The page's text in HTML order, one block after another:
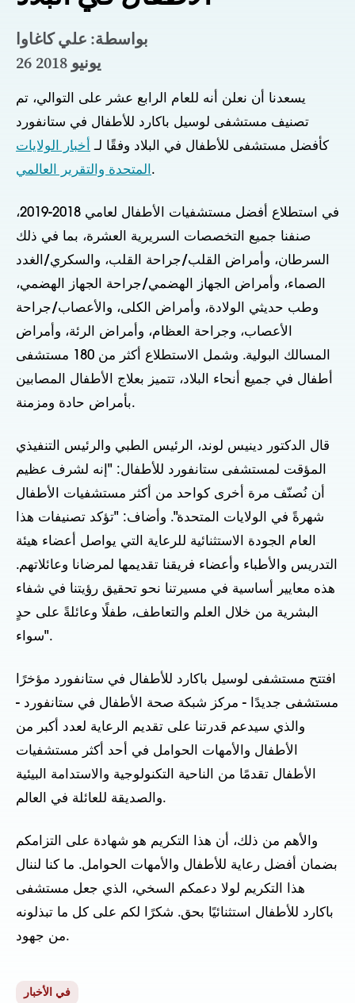
بواسطة: علي كاغاوا
26 يونيو 2018
يسعدنا أن نعلن أنه للعام الرابع عشر على التوالي، تم
تصنيف مستشفى لوسيل باكارد للأطفال في ستانفورد
كأفضل مستشفى للأطفال في البلاد وفقًا لـ أخبار الولايات
المتحدة والتقرير العالمي .
في استطلاع أفضل مستشفيات الأطفال لعامي 2018-2019،
صنفنا جميع التخصصات السريرية العشرة، بما في ذلك
السرطان، وأمراض القلب/جراحة القلب، والسكري/الغدد
الصماء، وأمراض الجهاز الهضمي/جراحة الجهاز الهضمي،
وطب حديثي الولادة، وأمراض الكلى، والأعصاب/جراحة
الأعصاب، وجراحة العظام، وأمراض الرئة، وأمراض
المسالك البولية. وشمل الاستطلاع أكثر من 180 مستشفى
أطفال في جميع أنحاء البلاد، تتميز بعلاج الأطفال المصابين
بأمراض حادة ومزمنة.
قال الدكتور دينيس لوند، الرئيس الطبي والرئيس التنفيذي
المؤقت لمستشفى ستانفورد للأطفال: "إنه لشرف عظيم
أن نُصنّف مرة أخرى كواحد من أكثر مستشفيات الأطفال
شهرةً في الولايات المتحدة". وأضاف: "تؤكد تصنيفات هذا
العام الجودة الاستثنائية للرعاية التي يواصل أعضاء هيئة
التدريس والأطباء وأعضاء فريقنا تقديمها لمرضانا وعائلاتهم.
هذه معايير أساسية في مسيرتنا نحو تحقيق رؤيتنا في شفاء
البشرية من خلال العلم والتعاطف، طفلًا وعائلةً على حدٍ
سواء".
افتتح مستشفى لوسيل باكارد للأطفال في ستانفورد مؤخرًا
مستشفى جديدًا - مركز شبكة صحة الأطفال في ستانفورد -
والذي سيدعم قدرتنا على تقديم الرعاية لعدد أكبر من
الأطفال والأمهات الحوامل في أحد أكثر مستشفيات
الأطفال تقدمًا من الناحية التكنولوجية والاستدامة البيئية
والصديقة للعائلة في العالم.
والأهم من ذلك، أن هذا التكريم هو شهادة على التزامكم
بضمان أفضل رعاية للأطفال والأمهات الحوامل. ما كنا لننال
هذا التكريم لولا دعمكم السخي، الذي جعل مستشفى
باكارد للأطفال استثنائيًا بحق. شكرًا لكم على كل ما تبذلونه
من جهود.
في الأخبار